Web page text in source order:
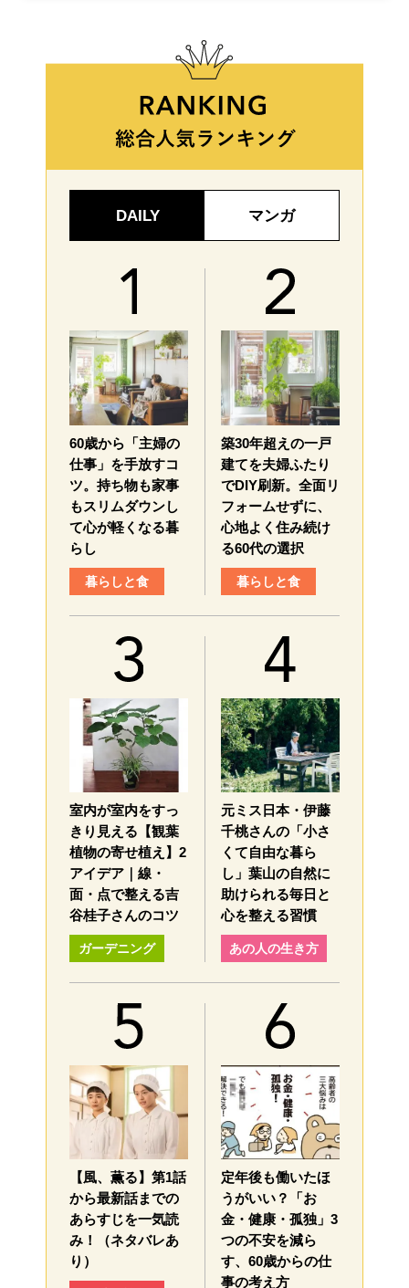
DAILY マンガ
60歳から「主婦の
仕事」を手放すコ
ツ。持ち物も家事
もスリムダウンし
て心が軽くなる暮
らし
暮らしと食
築30年超えの一戸
建てを夫婦ふたり
でDIY刷新。全面リ
フォームせずに、
心地よく住み続け
る60代の選択
暮らしと食
室内が室内をすっ
きり見える【観葉
植物の寄せ植え】2
アイデア｜線・
面・点で整える吉
谷桂子さんのコツ
ガーデニング
元ミス日本・伊藤
千桃さんの「小さ
くて自由な暮ら
し」葉山の自然に
助けられる毎日と
心を整える習慣
あの人の生き方
【風、薫る】第1話
から最新話までの
あらすじを一気読
み！（ネタバレあ
り）
定年後も働いたほ
うがいい？「お
金・健康・孤独」3
つの不安を減ら
す、60歳からの仕
事の考え方